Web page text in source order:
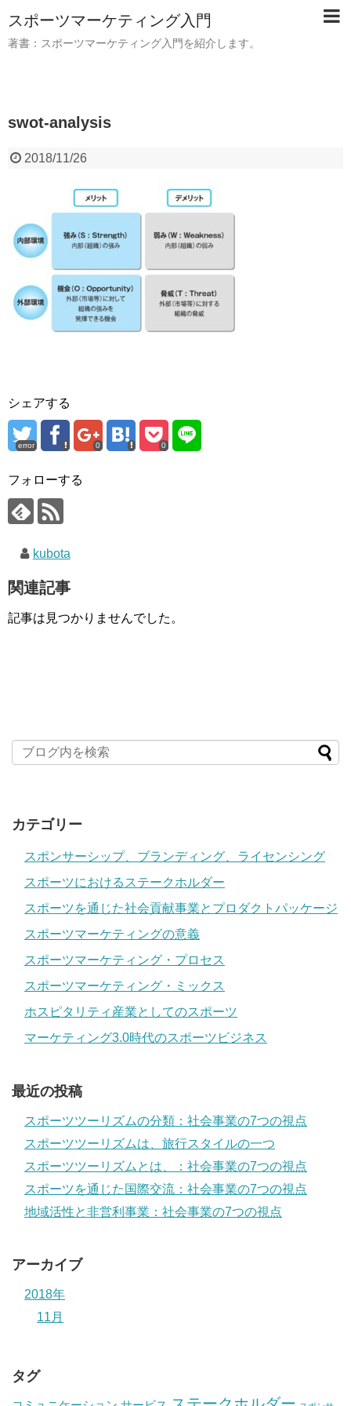
スポーツマーケティング入門
著書：スポーツマーケティング入門を紹介します。
swot-analysis
2018/11/26
シェアする
error 0 0
フォローする
kubota
関連記事
記事は見つかりませんでした。
カテゴリー
スポンサーシップ、ブランディング、ライセンシング
スポーツにおけるステークホルダー
スポーツを通じた社会貢献事業とプロダクトパッケージ
スポーツマーケティングの意義
スポーツマーケティング・プロセス
スポーツマーケティング・ミックス
ホスピタリティ産業としてのスポーツ
マーケティング3.0時代のスポーツビジネス
最近の投稿
スポーツツーリズムの分類：社会事業の7つの視点
スポーツツーリズムは、旅行スタイルの一つ
スポーツツーリズムとは、：社会事業の7つの視点
スポーツを通じた国際交流：社会事業の7つの視点
地域活性と非営利事業：社会事業の7つの視点
アーカイブ
2018年
11月
タグ